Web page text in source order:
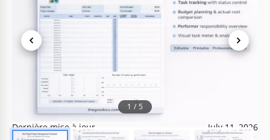
1 / 5
Spécifications du modèle
Dernière mise à jour
July 11, 2026